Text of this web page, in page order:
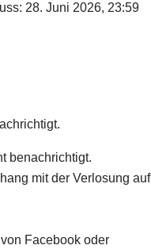
28. Juni 2026, 23:59
benachrichtigt.
mit der Verlosung auf
Facebook oder